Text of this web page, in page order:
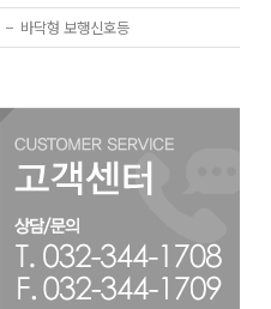
− 바닥형 보행신호등